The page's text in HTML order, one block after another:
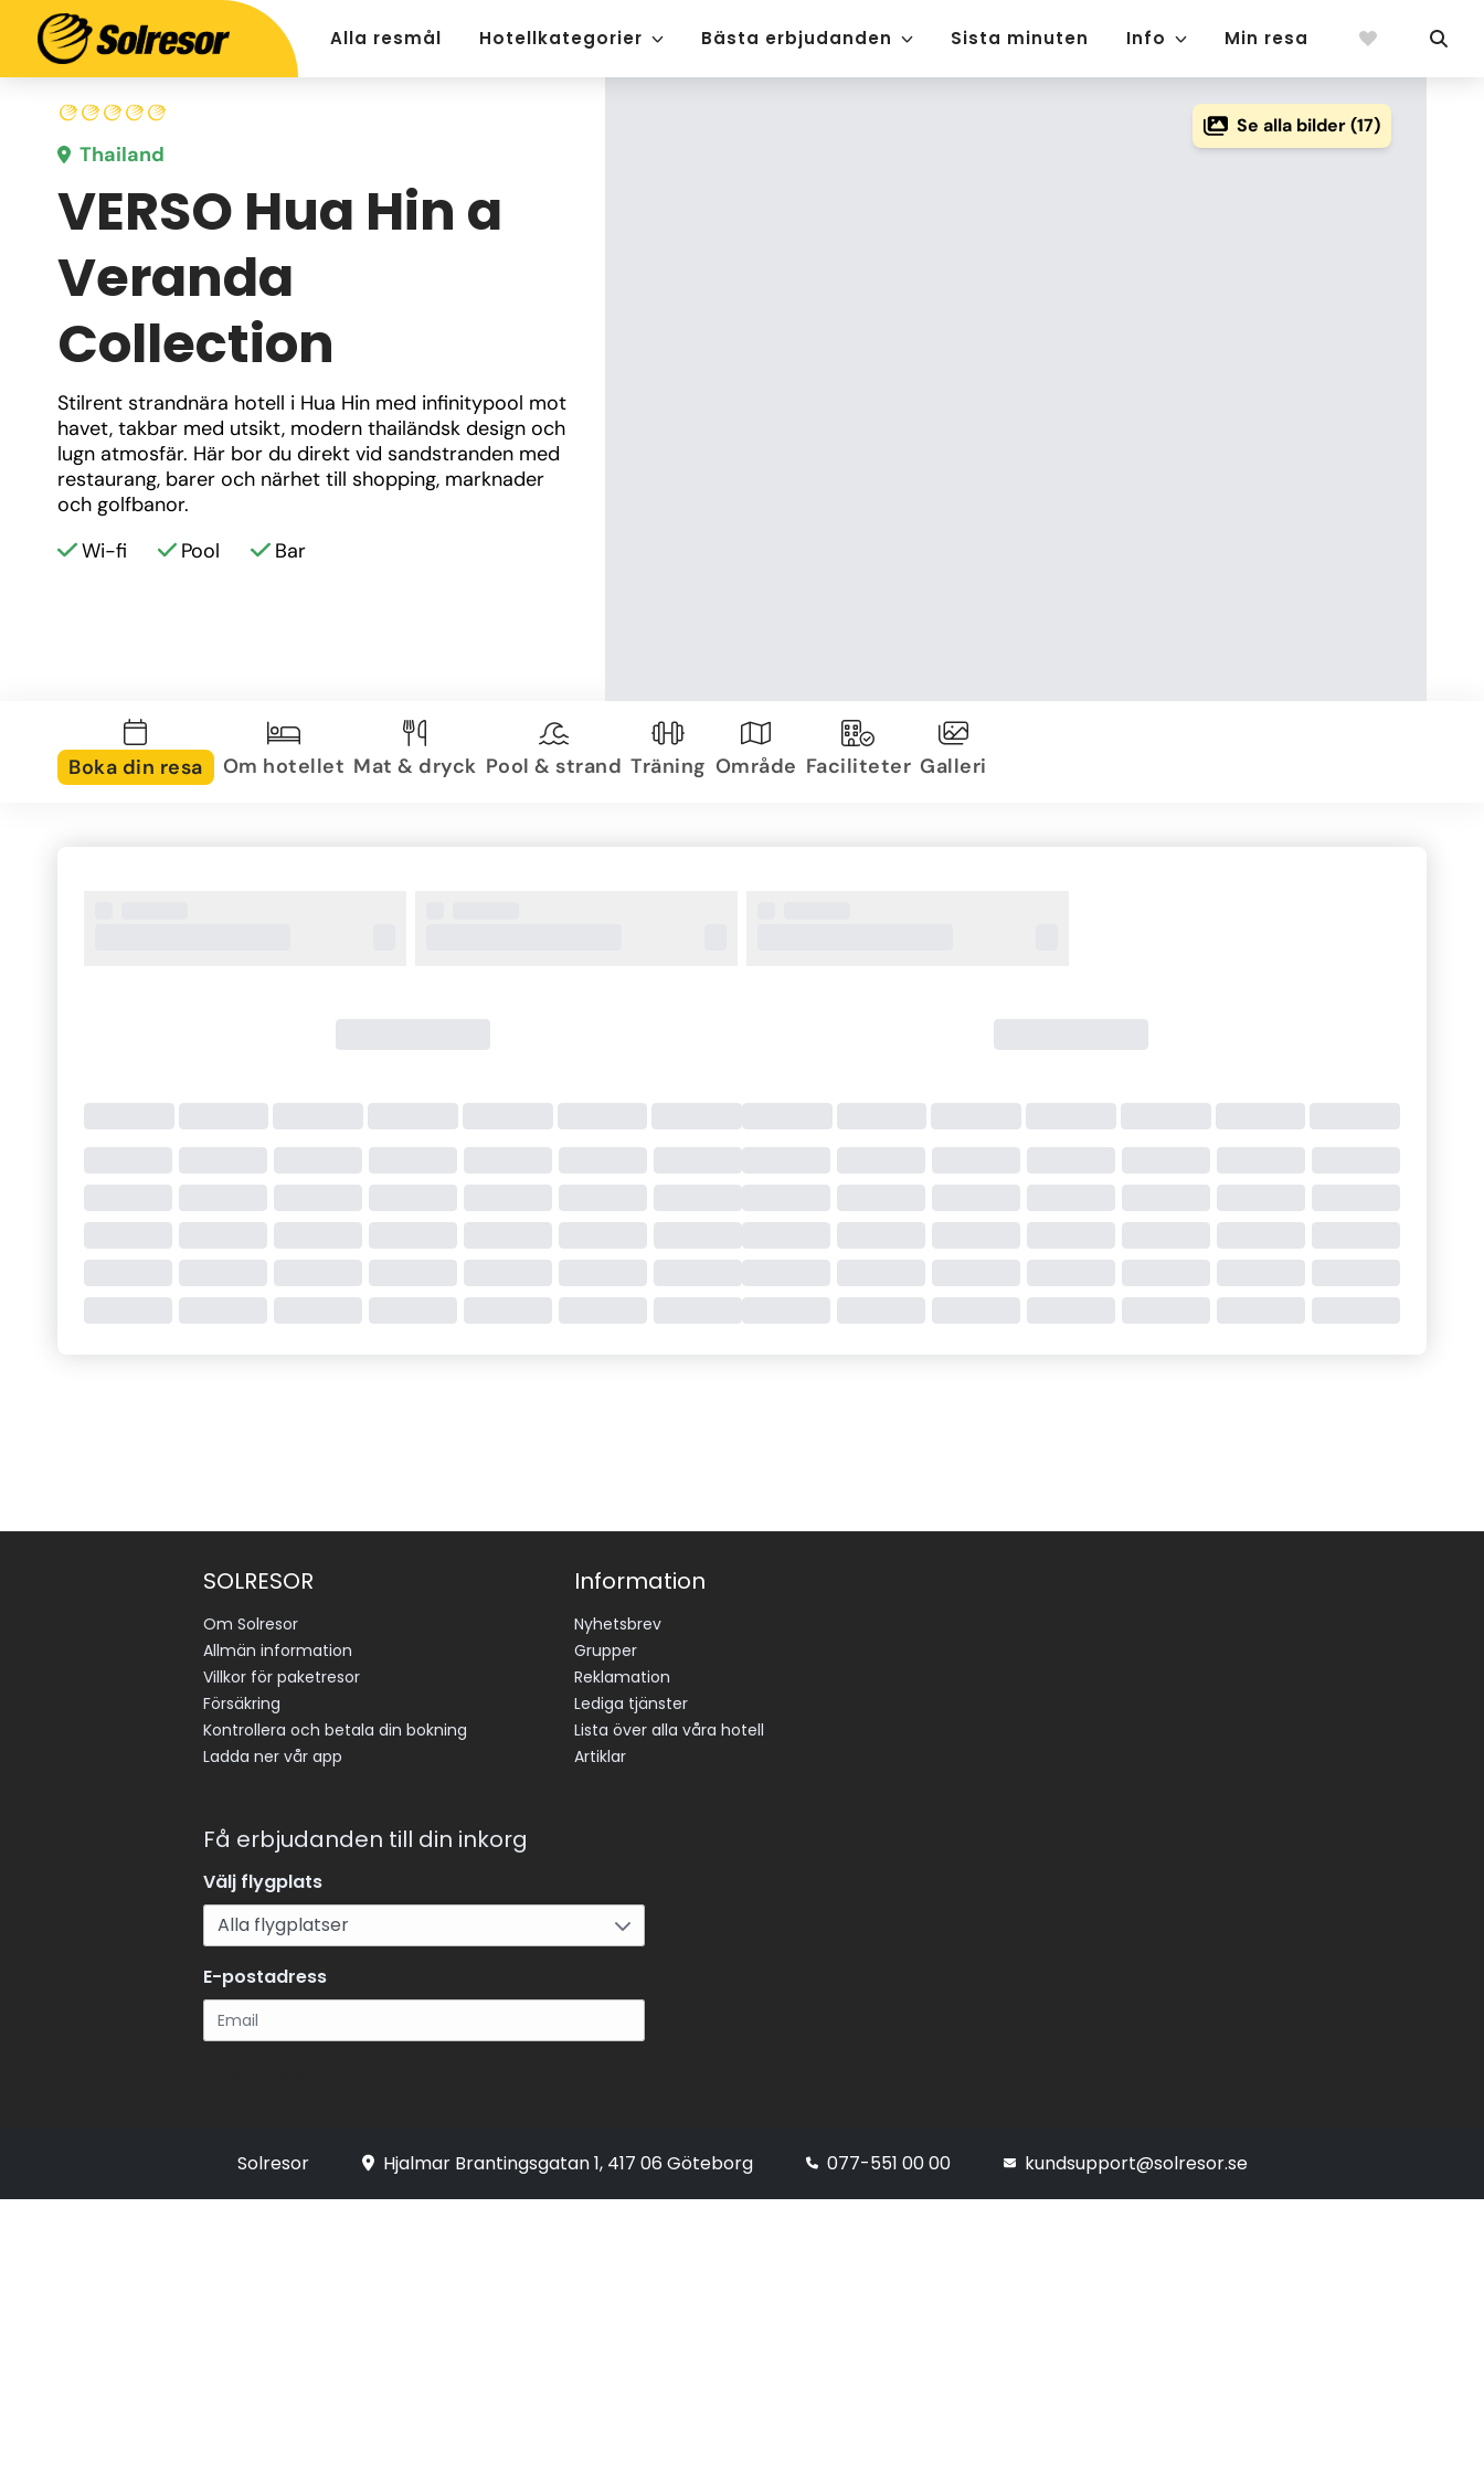
Alla resmål Hotellkategorier Bästa erbjudanden Sista minuten Info Min resa
Thailand
VERSO Hua Hin a
Veranda
Collection
Stilrent strandnära hotell i Hua Hin med infinitypool mot
havet, takbar med utsikt, modern thailändsk design och
lugn atmosfär. Här bor du direkt vid sandstranden med
restaurang, barer och närhet till shopping, marknader
och golfbanor.
Wi-fi
Pool Bar
Se alla bilder (17)
Boka din resa Om hotellet Mat & dryck Pool & strand Träning Område Faciliteter Galleri
SOLRESOR
Om Solresor
Allmän information
Villkor för paketresor
Försäkring
Kontrollera och betala din bokning
Ladda ner vår app
Information
Nyhetsbrev
Grupper
Reklamation
Lediga tjänster
Lista över alla våra hotell
Artiklar
Få erbjudanden till din inkorg
Välj flygplats
E-postadress
Solresor Hjalmar Brantingsgatan 1, 417 06 Göteborg 077-551 00 00 kundsupport@solresor.se